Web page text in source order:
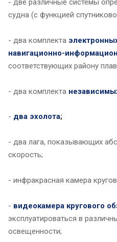
судна (с функцией
- два комплекта
навигационно-
соответствующих району
- два комплекта
- два эхолота;
- два лага, показывающих
скорость;
- инфракрасная камера
- видеокамера кругового
эксплуатироваться в
освещенности;